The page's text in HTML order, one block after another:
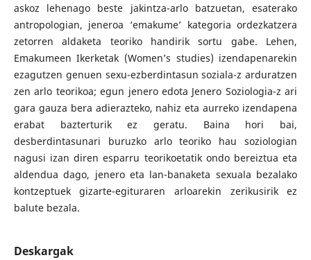
askoz lehenago beste jakintza-arlo batzuetan, esaterako
antropologian, jeneroa ‘emakume’ kategoria ordezkatzera
zetorren aldaketa teoriko handirik sortu gabe. Lehen,
Emakumeen Ikerketak (Women’s studies) izendapenarekin
ezagutzen genuen sexu-ezberdintasun soziala-z arduratzen
zen arlo teorikoa; egun jenero edota Jenero Soziologia-z ari
gara gauza bera adierazteko, nahiz eta aurreko izendapena
erabat bazterturik ez geratu. Baina hori bai,
desberdintasunari buruzko arlo teoriko hau soziologian
nagusi izan diren esparru teorikoetatik ondo bereiztua eta
aldendua dago, jenero eta lan-banaketa sexuala bezalako
kontzeptuek gizarte-egituraren arloarekin zerikusirik ez
balute bezala.
Deskargak